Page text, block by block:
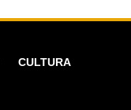
CULTURA